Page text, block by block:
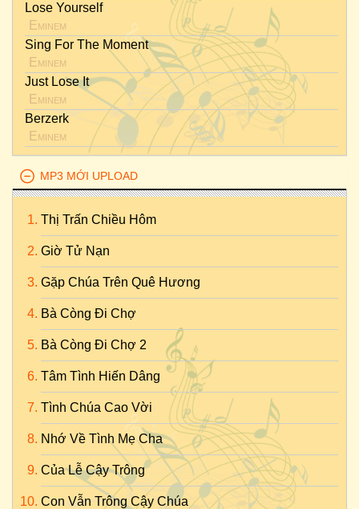
Lose Yourself
Eminem
Sing For The Moment
Eminem
Just Lose It
Eminem
Berzerk
Eminem
MP3 MỚI UPLOAD
Thị Trấn Chiều Hôm
Giờ Tử Nạn
Gặp Chúa Trên Quê Hương
Bà Còng Đi Chợ
Bà Còng Đi Chợ 2
Tâm Tình Hiến Dâng
Tình Chúa Cao Vời
Nhớ Về Tình Mẹ Cha
Của Lễ Cậy Trông
Con Vẫn Trông Cậy Chúa